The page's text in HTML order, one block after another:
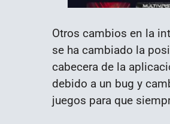
Otros cambios en la
se ha cambiado la
cabecera de la
debido a un bug y
juegos para que